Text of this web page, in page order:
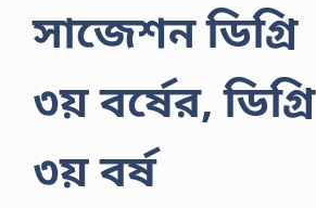
সাজেশন ডিগ্রি
৩য় বর্ষের, ডিগ্রি
৩য় বর্ষ